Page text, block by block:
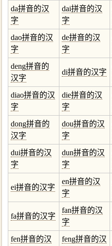
da拼音的汉
字
dai拼音的汉
字
dao拼音的汉
字
de拼音的汉
字
deng拼音的
汉字
di拼音的汉字
diao拼音的汉
字
die拼音的汉
字
dong拼音的
汉字
dou拼音的汉
字
dui拼音的汉
字
dun拼音的汉
字
ei拼音的汉字
en拼音的汉
字
fa拼音的汉字
fan拼音的汉
字
fen拼音的汉
feng拼音的汉